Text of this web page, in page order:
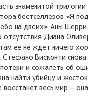
знаменитой
бестселлеров «Я
на двоих» Аны Шерри.
отсутствия Диана
ее не ждет ничего
Висконти
и сожалеть об
найти убийцу и
восстанет весь мир –